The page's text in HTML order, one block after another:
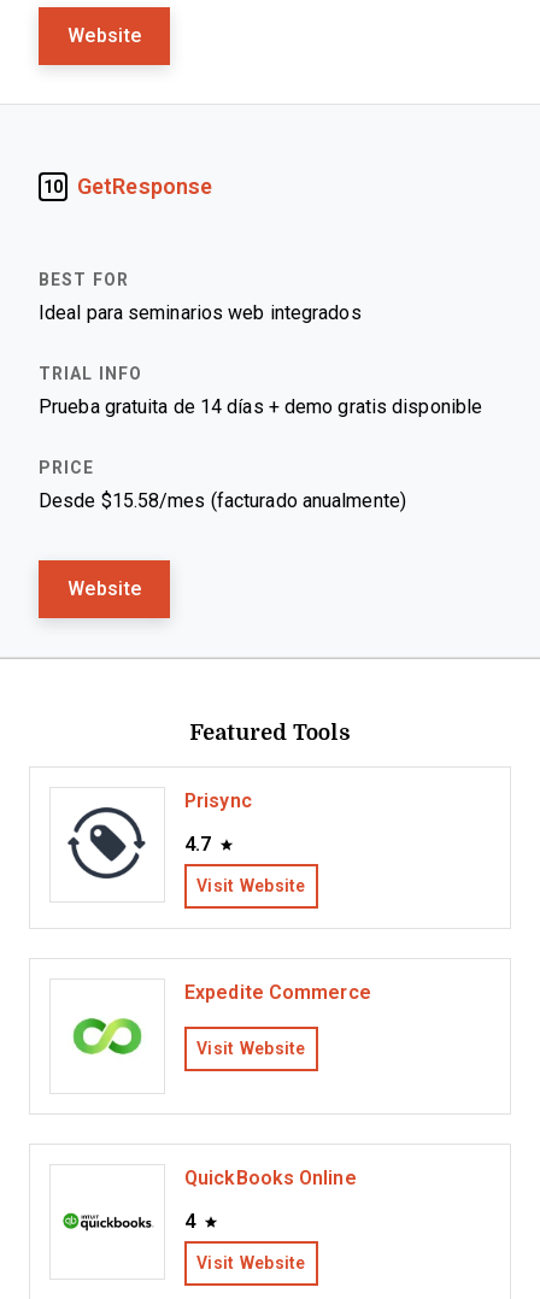
Website
10 GetResponse
Ideal para seminarios web integrados
Prueba gratuita de 14 días + demo gratis disponible
Desde $15.58/mes (facturado anualmente)
Website
Featured Tools
Prisync
4.7
Visit Website
Expedite Commerce
Visit Website
QuickBooks Online
4
Visit Website